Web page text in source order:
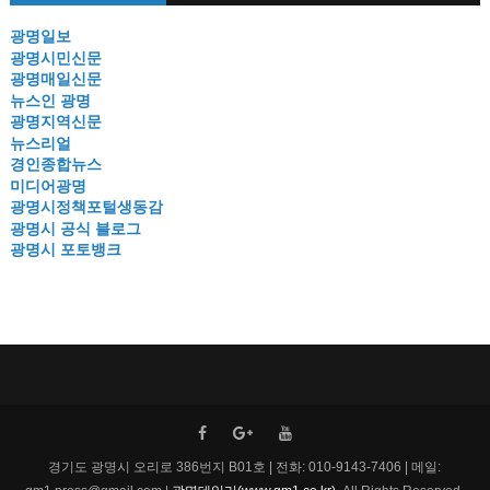
광명일보
광명시민신문
광명매일신문
뉴스인 광명
광명지역신문
뉴스리얼
경인종합뉴스
미디어광명
광명시정책포털생동감
광명시 공식 블로그
광명시 포토뱅크
경기도 광명시 오리로 386번지 B01호 | 전화: 010-9143-7406 | 메일: